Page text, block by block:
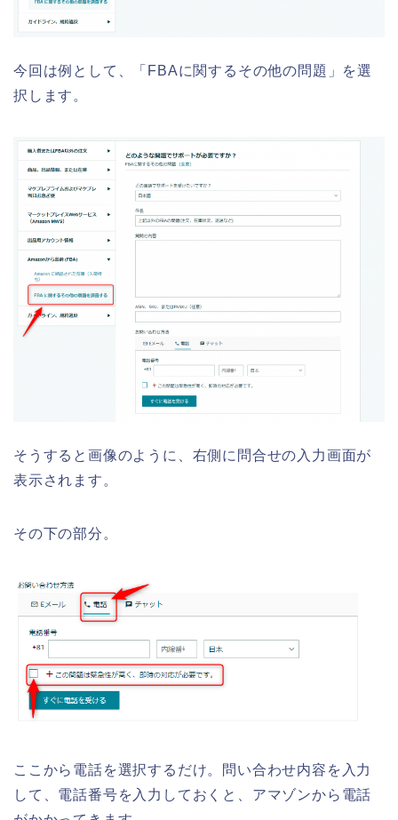
今回は例として、「FBAに関するその他の問題」を選
択します。
そうすると画像のように、右側に問合せの入力画面が
表示されます。
その下の部分。
ここから電話を選択するだけ。問い合わせ内容を入力
して、電話番号を入力しておくと、アマゾンから電話